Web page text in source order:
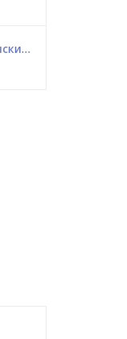
Большая коробка японских сладостей